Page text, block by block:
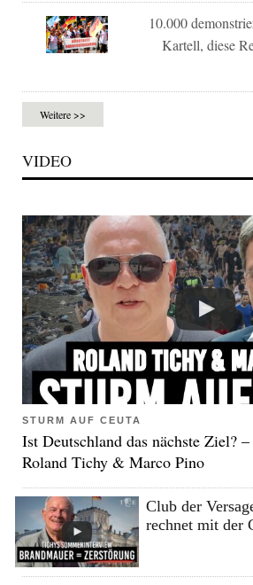
10.000
Kartell, diese
Weitere >>
VIDEO
STURM AUF CEUTA
Ist Deutschland das nächste Ziel?
Roland Tichy & Marco Pino
Club der
rechnet mit der